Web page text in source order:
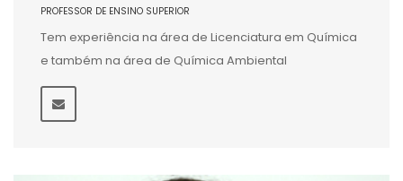
PROFESSOR DE ENSINO SUPERIOR
Tem experiência na área de Licenciatura em Química
e também na área de Química Ambiental